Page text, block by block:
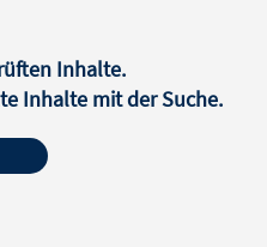
Inhalte.
Inhalte mit der Suche.